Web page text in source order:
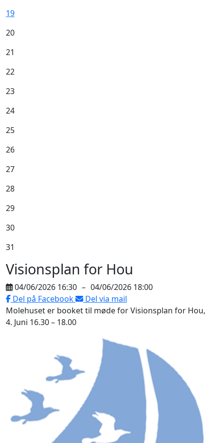
19
20
21
22
23
24
25
26
27
28
29
30
31
Visionsplan for Hou
04/06/2026 16:30 – 04/06/2026 18:00
Del på Facebook
Del via mail
Molehuset er booket til møde for Visionsplan for Hou,
4. Juni 16.30 – 18.00